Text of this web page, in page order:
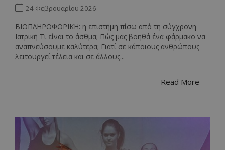
24 Φεβρουαρίου 2026
ΒΙΟΠΛΗΡΟΦΟΡΙΚΗ: η επιστήμη πίσω από τη σύγχρονη
Ιατρική Τι είναι το άσθμα; Πώς μας βοηθά ένα φάρμακο να
αναπνεύσουμε καλύτερα; Γιατί σε κάποιους ανθρώπους
λειτουργεί τέλεια και σε άλλους...
Read More
inspired_session